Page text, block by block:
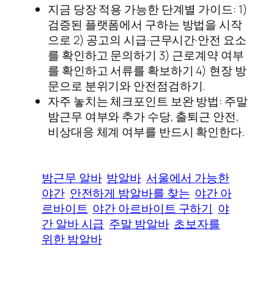
지금 당장 적용 가능한 단계별 가이드: 1)
검증된 플랫폼에서 구하는 방법을 시작
으로 2) 공고의 시급·근무시간·안전 요소
를 확인하고 문의하기 3) 근로계약 여부
를 확인하고 서류를 확보하기 4) 현장 방
문으로 분위기와 안전점검하기.
자주 놓치는 체크포인트 보완 방법: 주말
밤근무 여부와 추가 수당, 출퇴근 안전,
비상대응 체계 여부를 반드시 확인한다.
밤근무 알바 밤알바 서울에서 가능한
야간 안전하게 밤알바를 찾는 야간 아
르바이트 야간 아르바이트 구하기 야
간 알바 시급 주말 밤알바 초보자를
위한 밤알바